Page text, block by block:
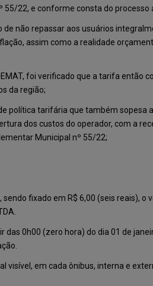
55/22, e conforme consta do
não repassar aos usuários
assim como a realidade
foi verificado que a tarifa então
da região;
política tarifária que também sopesa
dos custos do operador, com a
Municipal nº 55/22;
fixado em R$ 6,00 (seis reais), o
0h00 (zero hora) do dia 01 de
em cada ônibus, interna e